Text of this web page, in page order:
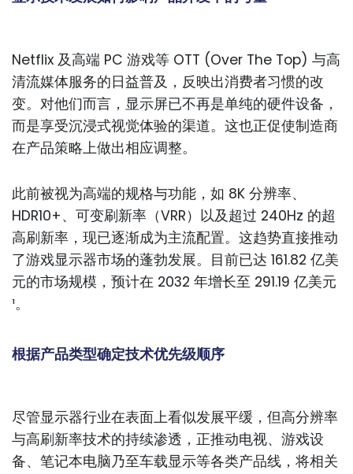
Netflix 及高端 PC 游戏等 OTT (Over The Top) 与高
清流媒体服务的日益普及，反映出消费者习惯的改
变。对他们而言，显示屏已不再是单纯的硬件设备，
而是享受沉浸式视觉体验的渠道。这也正促使制造商
在产品策略上做出相应调整。
此前被视为高端的规格与功能，如 8K 分辨率、
HDR10+、可变刷新率（VRR）以及超过 240Hz 的超
高刷新率，现已逐渐成为主流配置。这趋势直接推动
了游戏显示器市场的蓬勃发展。目前已达 161.82 亿美
元的市场规模，预计在 2032 年增长至 291.19 亿美元
¹。
根据产品类型确定技术优先级顺序
尽管显示器行业在表面上看似发展平缓，但高分辨率
与高刷新率技术的持续渗透，正推动电视、游戏设
备、笔记本电脑乃至车载显示等各类产品线，将相关